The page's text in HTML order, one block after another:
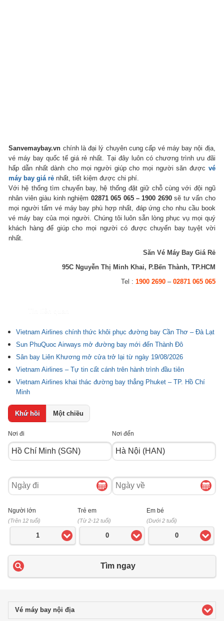
Sanvemaybay.vn chính là đại lý chuyên cung cấp vé máy bay nội địa,
vé máy bay quốc tế giá rẻ nhất. Tại đây luôn có chương trình ưu đãi
hấp dẫn nhất dành cho mọi người giúp cho mọi người săn được vé
máy bay giá rẻ nhất, tiết kiệm được chi phí.
Với hệ thống tìm chuyến bay, hệ thống đặt giữ chỗ cùng với đội ngũ
nhân viên giàu kinh nghiệm 02871 065 065 – 1900 2690sẽ tư vấn cho
mọi người tấm vé máy bay phù hợp nhất, đáp ứng cho nhu cầu book
vé máy bay của mọi người. Chúng tôi luôn sẵn lòng phục vụ mọi quý
khách hàng để giúp cho mọi người có được chuyến bay tuyệt vời
nhất.
Săn Vé Máy Bay Giá Rẻ
95C Nguyễn Thị Minh Khai, P.Bến Thành, TP.HCM
Tel : 1900 2690– 02871 065 065
Vietnam Airlines chính thức khôi phục đường bay Cần Thơ – Đà Lạt
Sun PhuQuoc Airways mở đường bay mới đến Thành Đô
Sân bay Liên Khương mở cửa trở lại từ ngày 19/08/2026
Vietnam Airlines – Tự tin cất cánh trên hành trình đầu tiên
Vietnam Airlines khai thác đường bay thẳng Phuket – TP. Hồ Chí
Minh
Khứ hồi Một chiều
Nơi đi Nơi đến
Ngày
đi
Ngày
về
Người lớn
(Trên 12 tuổi)
1
Trẻ em
(Từ 2-12 tuổi)
0
Em bé
(Dưới 2 tuổi)
0
Tìm ngay
Vé máy bay nội địaclick to expand contents